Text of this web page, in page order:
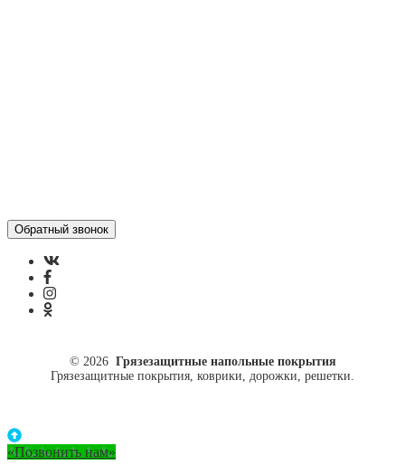
© 2026 Грязезащитные напольные покрытия
Грязезащитные покрытия, коврики, дорожки, решетки.
«Позвонить нам»